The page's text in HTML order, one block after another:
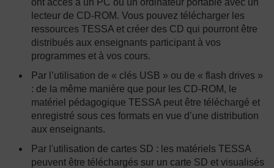
ont accès à un PC ou un ordinateur portable avec un
lecteur de CD-ROM. Vous pouvez télécharger les
ressources TESSA et créer des CD qui pourront être
distribués aux enseignants participant à vos
programmes et à vos cours.
Par l’utilisation de « clés USB » ou de « flash drives »
: de la même manière que pour les CD-ROM, le
matériel pédagogique TESSA peut être téléchargé et
enregistré sous ces formats en vue d’une distribution
aux enseignants.
Par l'utilisation de cartes SD : les matériels TESSA
peuvent être téléchargés sur un carte SD et visualisés